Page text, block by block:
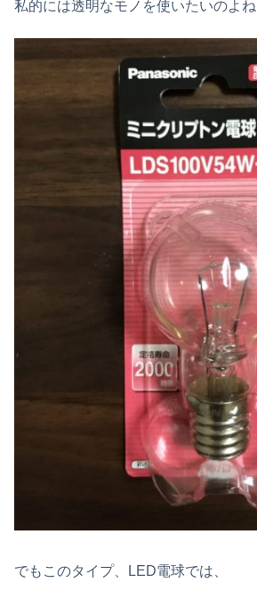
私的には透明なモノを使いたいのよね
でもこのタイプ、LED電球では、